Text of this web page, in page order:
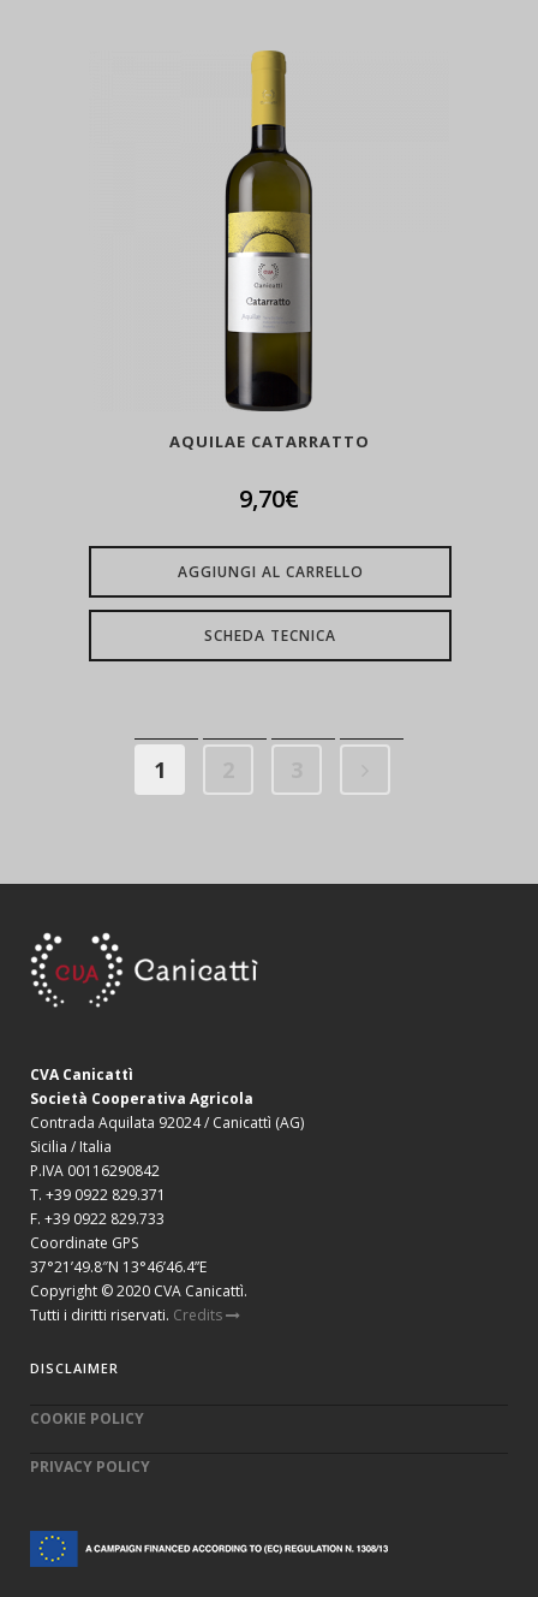
AQUILAE CATARRATTO
9,70€
AGGIUNGI AL CARRELLO
SCHEDA TECNICA
1
CVA Canicattì
Società Cooperativa Agricola
Contrada Aquilata 92024 / Canicattì (AG)
Sicilia / Italia
P.IVA 00116290842
T. +39 0922 829.371
F. +39 0922 829.733
Coordinate GPS
37°21’49.8″N 13°46’46.4”E
Copyright © 2020 CVA Canicattì.
Tutti i diritti riservati. Credits
DISCLAIMER
COOKIE POLICY
PRIVACY POLICY